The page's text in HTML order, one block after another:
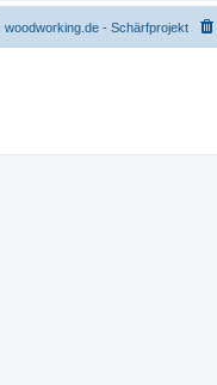
woodworking.de - Schärfprojekt